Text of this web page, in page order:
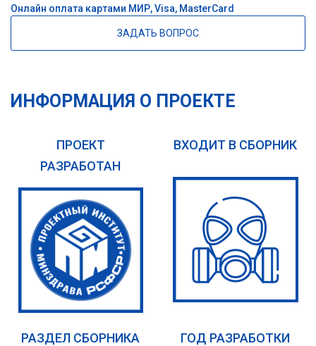
Онлайн оплата картами МИР, Visa, MasterCard
ЗАДАТЬ ВОПРОС
ИНФОРМАЦИЯ О ПРОЕКТЕ
ПРОЕКТ
РАЗРАБОТАН
ВХОДИТ В СБОРНИК
РАЗДЕЛ СБОРНИКА ГОД РАЗРАБОТКИ